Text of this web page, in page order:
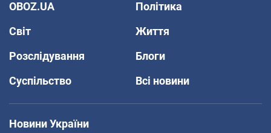
OBOZ.UA
Політика
Світ
Життя
Розслідування
Блоги
Суспільство
Всі новини
Новини України